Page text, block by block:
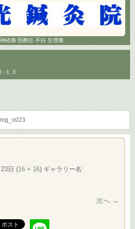
経痛 頚椎症 不妊 生理痛
-１３
日 (16 × 16) ギャラリー名:
次へ →